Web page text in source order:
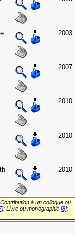
2003
2007
2010
2010
2010
à un colloque ou
: Livre ou monographie [8]: